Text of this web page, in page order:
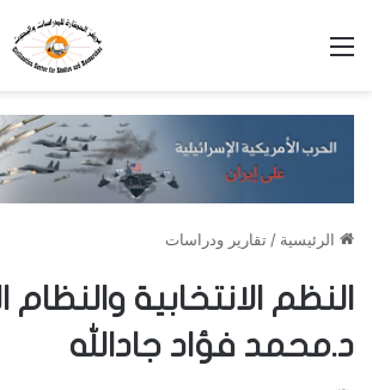
الرئيسية / تقارير ودراسات
النظم الانتخابية
د.محمد فؤاد جادالله